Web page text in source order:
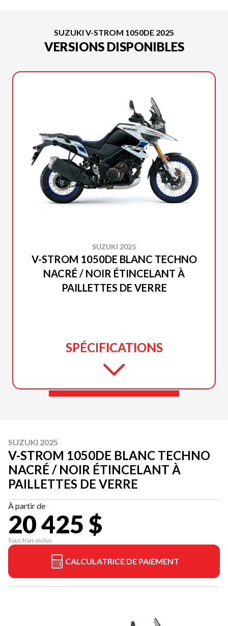
SUZUKI V-STROM 1050DE 2025
VERSIONS DISPONIBLES
SUZUKI 2025
V-STROM 1050DE BLANC TECHNO
NACRÉ / NOIR ÉTINCELANT À
PAILLETTES DE VERRE
SPÉCIFICATIONS
SUZUKI 2025
V-STROM 1050DE BLANC TECHNO
NACRÉ / NOIR ÉTINCELANT À
PAILLETTES DE VERRE
À partir de
20 425 $
Tous frais inclus
CALCULATRICE DE PAIEMENT